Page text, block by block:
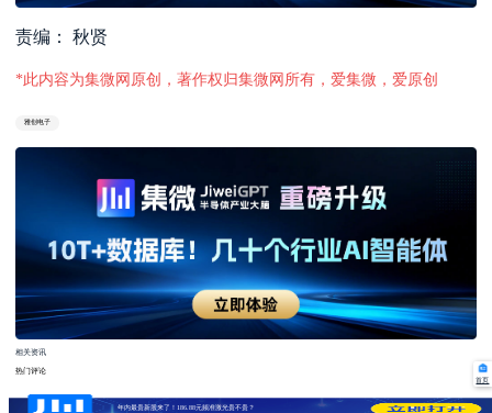
责编： 秋贤
*此内容为集微网原创，著作权归集微网所有，爱集微，爱原创
雅创电子
相关资讯
热门评论
年内最贵新股来了！186.88元频准激光贵不贵？
首页